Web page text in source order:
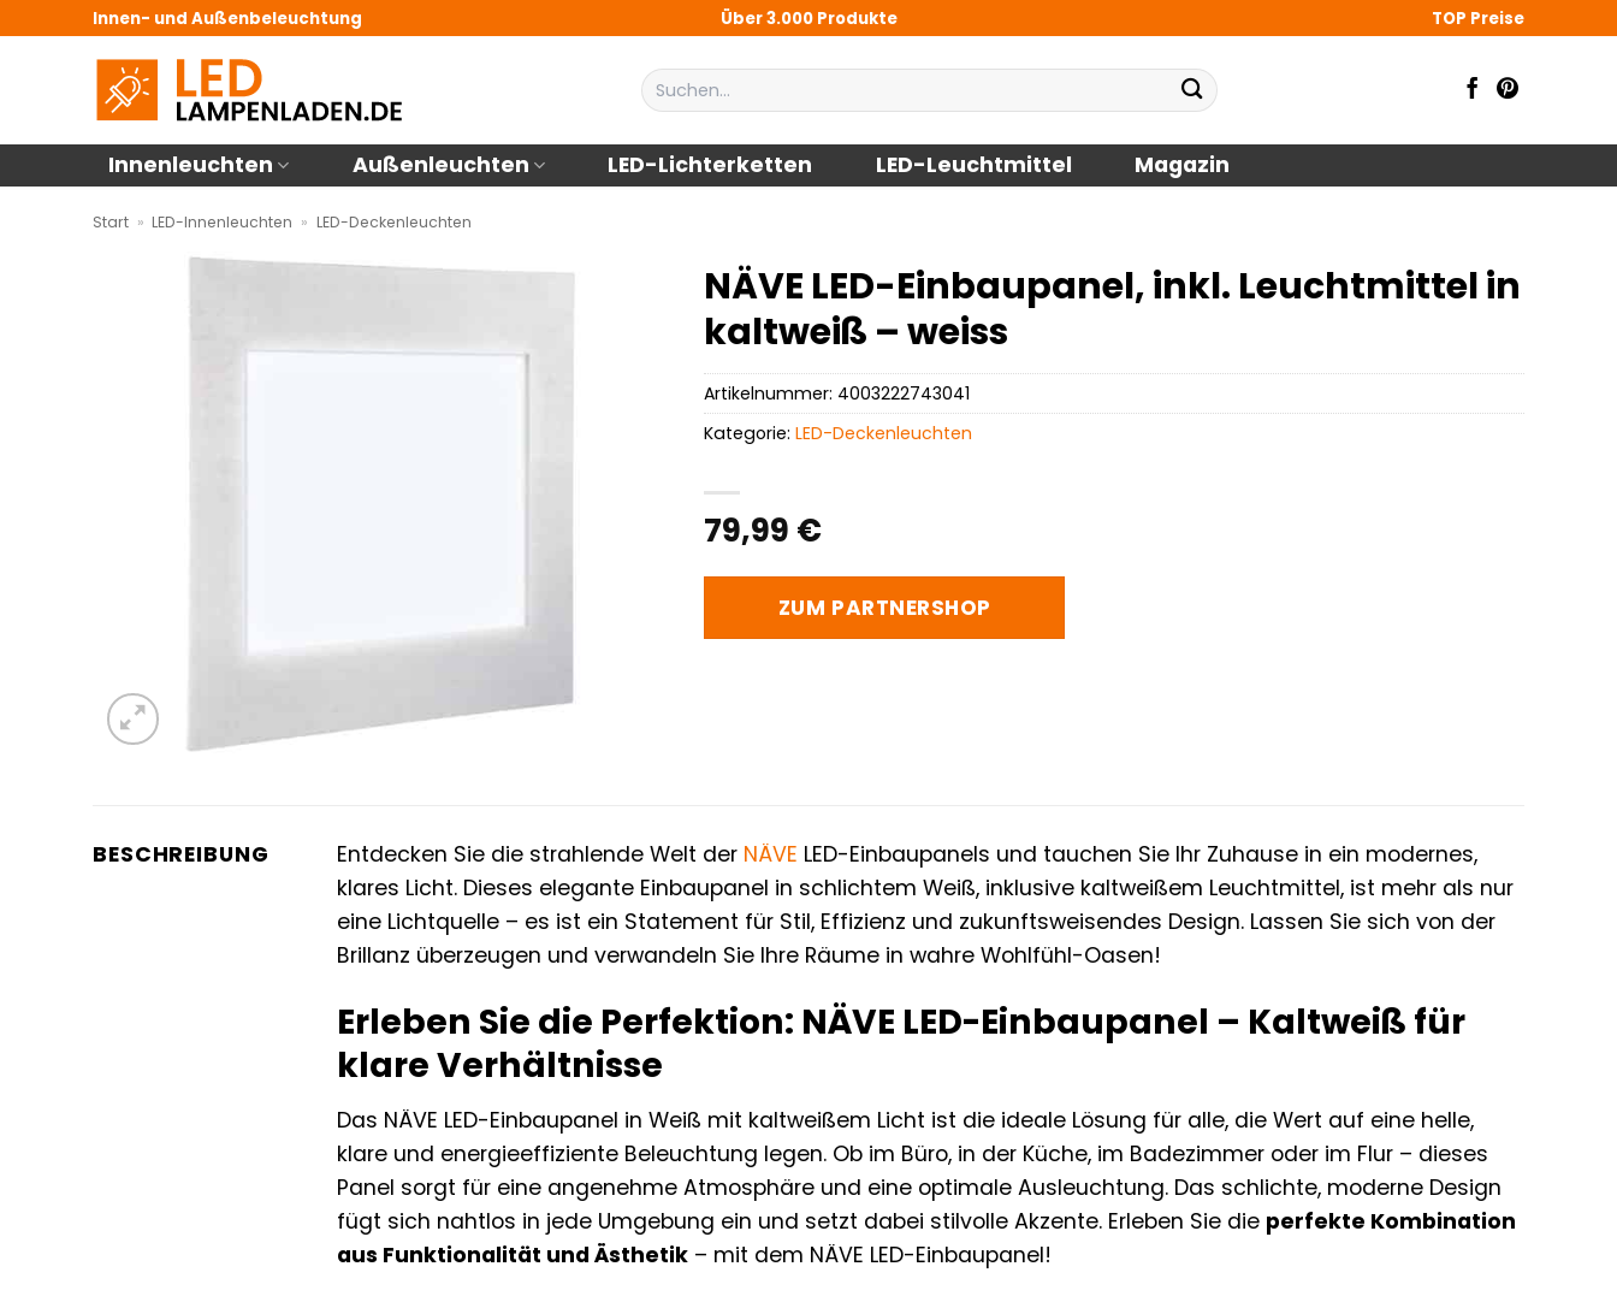
Innen- und Außenbeleuchtung Über 3.000 Produkte TOP Preise
Suchen
nach:
Innenleuchten Außenleuchten LED-Lichterketten LED-Leuchtmittel Magazin
Start » LED-Innenleuchten » LED-Deckenleuchten
NÄVE LED-Einbaupanel, inkl. Leuchtmittel in
kaltweiß – weiss
79,99 €
ZUM PARTNERSHOP
Artikelnummer: 4003222743041
Kategorie:LED-Deckenleuchten
BESCHREIBUNG Entdecken Sie die strahlende Welt der NÄVE LED-Einbaupanels und tauchen Sie Ihr Zuhause in ein modernes,
klares Licht. Dieses elegante Einbaupanel in schlichtem Weiß, inklusive kaltweißem Leuchtmittel, ist mehr als nur
eine Lichtquelle – es ist ein Statement für Stil, Effizienz und zukunftsweisendes Design. Lassen Sie sich von der
Brillanz überzeugen und verwandeln Sie Ihre Räume in wahre Wohlfühl-Oasen!
Erleben Sie die Perfektion: NÄVE LED-Einbaupanel – Kaltweiß für
klare Verhältnisse
Das NÄVE LED-Einbaupanel in Weiß mit kaltweißem Licht ist die ideale Lösung für alle, die Wert auf eine helle,
klare und energieeffiziente Beleuchtung legen. Ob im Büro, in der Küche, im Badezimmer oder im Flur – dieses
Panel sorgt für eine angenehme Atmosphäre und eine optimale Ausleuchtung. Das schlichte, moderne Design
fügt sich nahtlos in jede Umgebung ein und setzt dabei stilvolle Akzente. Erleben Sie die perfekte Kombination
aus Funktionalität und Ästhetik – mit dem NÄVE LED-Einbaupanel!